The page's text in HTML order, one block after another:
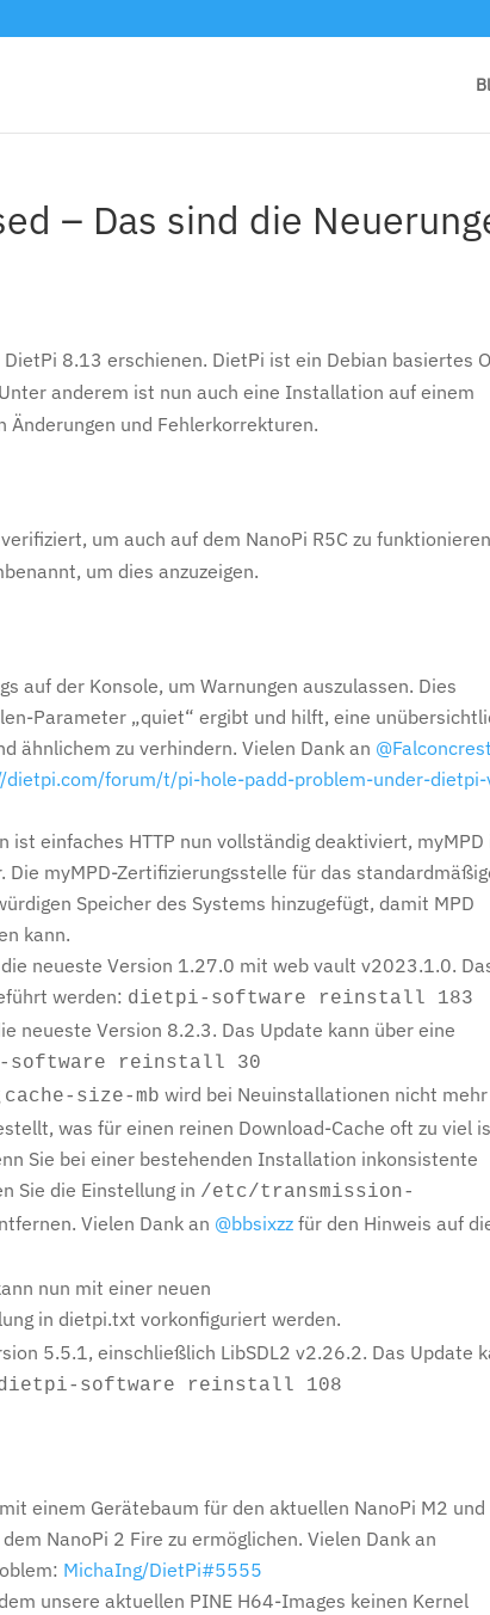
– Das sind die
8.13 erschienen. DietPi ist ein Debian basiertes
anderem ist nun auch eine Installation auf einem
Änderungen und Fehlerkorrekturen.
um auch auf dem NanoPi R5C zu
um dies anzuzeigen.
auf der Konsole, um Warnungen auszulassen. Dies
Parameter „quiet“ ergibt und hilft, eine
ähnlichem zu verhindern. Vielen Dank an
dietpi.com/forum/t/pi-hole-padd-problem-under-
ist einfaches HTTP nun vollständig deaktiviert, myMPD
myMPD-Zertifizierungsstelle für das
Speicher des Systems hinzugefügt, damit MPD
kann.
neueste Version 1.27.0 mit web vault v2023.1.0.
werden: dietpi-software reinstall 183
neueste Version 8.2.3. Das Update kann über eine
software reinstall 30
cache-size-mb wird bei Neuinstallationen nicht mehr
was für einen reinen Download-Cache oft zu viel
Sie bei einer bestehenden Installation inkonsistente
Sie die Einstellung in /etc/transmission-
Vielen Dank an @bbsixzz für den Hinweis auf
nun mit einer neuen
in dietpi.txt vorkonfiguriert werden.
5.5.1, einschließlich LibSDL2 v2.26.2. Das Update
software reinstall 108
einem Gerätebaum für den aktuellen NanoPi M2 und
NanoPi 2 Fire zu ermöglichen. Vielen Dank an
MichaIng/DietPi#5555
unsere aktuellen PINE H64-Images keinen Kernel